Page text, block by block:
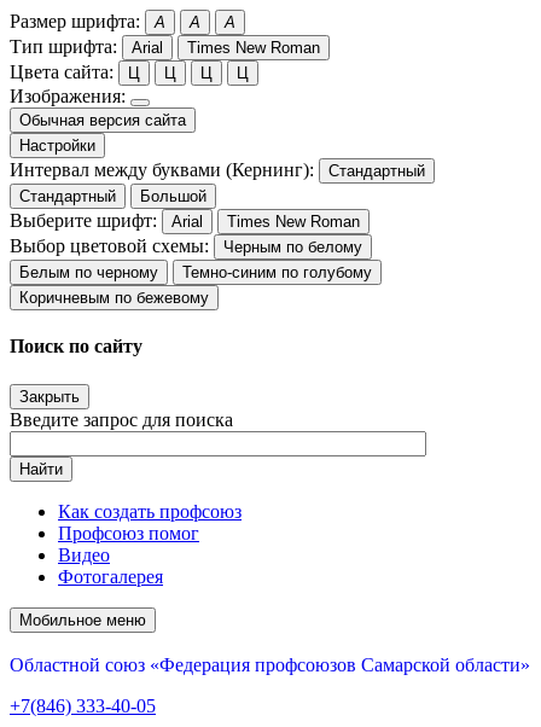
Размер шрифта: A A A
Тип шрифта: Arial Times New Roman
Цвета сайта: Ц Ц Ц Ц
Изображения:
Обычная версия сайта
Настройки
Интервал между буквами (Кернинг):
Стандартный
Стандартный
Большой
Выберите шрифт: Arial Times New Roman
Выбор цветовой схемы:
Черным по белому
Белым по черному
Темно-синим по голубому
Коричневым по бежевому
Поиск по сайту
Закрыть
Введите запрос для поиска
Найти
Как создать профсоюз
Профсоюз помог
Видео
Фотогалерея
Мобильное меню
Областной союз «Федерация профсоюзов Самарской области»
+7(846) 333-40-05